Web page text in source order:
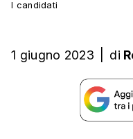
I candidati
1 giugno 2023 di